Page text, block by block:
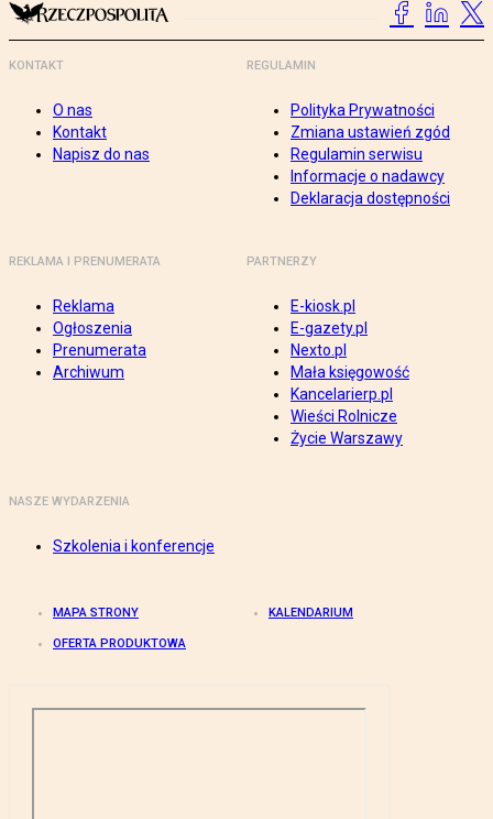
KONTAKT
O nas
Kontakt
Napisz do nas
REGULAMIN
Polityka Prywatności
Zmiana ustawień zgód
Regulamin serwisu
Informacje o nadawcy
Deklaracja dostępności
REKLAMA I PRENUMERATA
Reklama
Ogłoszenia
Prenumerata
Archiwum
PARTNERZY
E-kiosk.pl
E-gazety.pl
Nexto.pl
Mała księgowość
Kancelarierp.pl
Wieści Rolnicze
Życie Warszawy
NASZE WYDARZENIA
Szkolenia i konferencje
MAPA STRONY KALENDARIUM
OFERTA PRODUKTOWA